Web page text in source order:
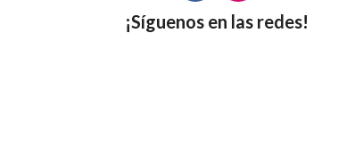
¡Síguenos en las redes!